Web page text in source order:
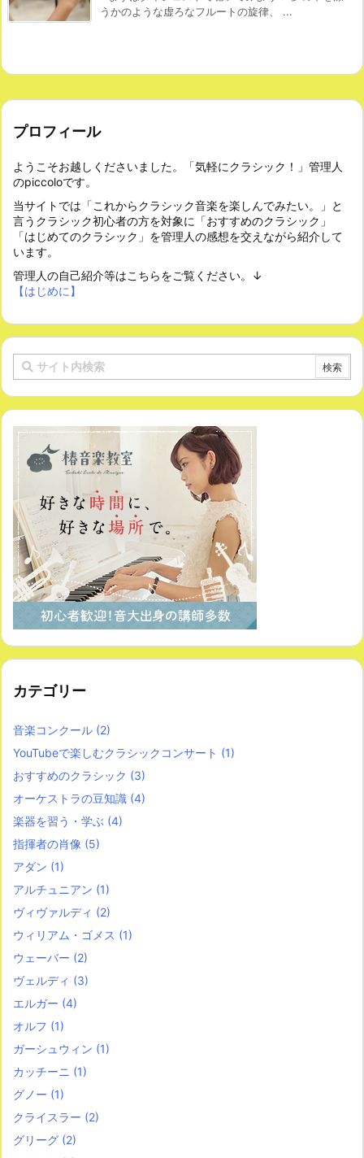
うかのような虚ろなフルートの旋律、 ...
プロフィール
ようこそお越しくださいました。「気軽にクラシック！」管理人
のpiccoloです。
当サイトでは「これからクラシック音楽を楽しんでみたい。」と
言うクラシック初心者の方を対象に「おすすめのクラシック」
「はじめてのクラシック」を管理人の感想を交えながら紹介して
います。
管理人の自己紹介等はこちらをご覧ください。↓
【はじめに】
カテゴリー
音楽コンクール (2)
YouTubeで楽しむクラシックコンサート (1)
おすすめのクラシック (3)
オーケストラの豆知識 (4)
楽器を習う・学ぶ (4)
指揮者の肖像 (5)
アダン (1)
アルチュニアン (1)
ヴィヴァルディ (2)
ウィリアム・ゴメス (1)
ウェーバー (2)
ヴェルディ (3)
エルガー (4)
オルフ (1)
ガーシュウィン (1)
カッチーニ (1)
グノー (1)
クライスラー (2)
グリーグ (2)